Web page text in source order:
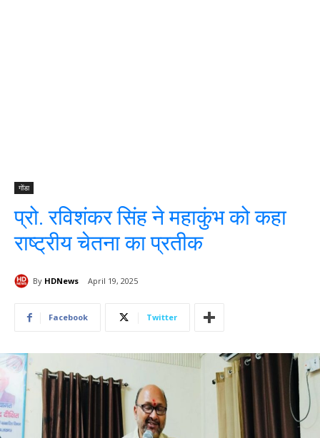
गोंडा
प्रो. रविशंकर सिंह ने महाकुंभ को कहा
राष्ट्रीय चेतना का प्रतीक
By HDNews April 19, 2025
Facebook Twitter